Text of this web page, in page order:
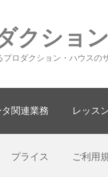
クション
ロダクション・ハウスの
関連業務 レッス
プライス ご利用